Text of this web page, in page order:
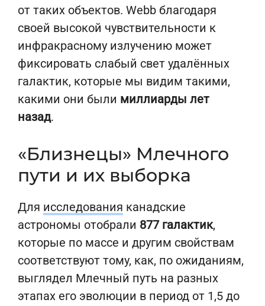
от таких объектов. Webb благодаря
своей высокой чувствительности к
инфракрасному излучению может
фиксировать слабый свет удалённых
галактик, которые мы видим такими,
какими они были миллиарды лет
назад.
«Близнецы» Млечного
пути и их выборка
Для исследования канадские
астрономы отобрали 877 галактик,
которые по массе и другим свойствам
соответствуют тому, как, по ожиданиям,
выглядел Млечный путь на разных
этапах его эволюции в период от 1,5 до